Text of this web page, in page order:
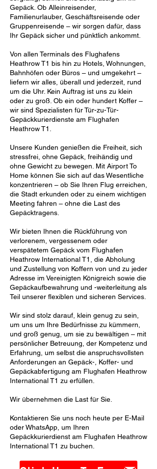
Gepäck. Ob Alleinreisender,
Familienurlauber, Geschäftsreisende oder
Gruppenreisende – wir sorgen dafür, dass
Ihr Gepäck sicher und pünktlich ankommt.
Von allen Terminals des Flughafens
Heathrow T1 bis hin zu Hotels, Wohnungen,
Bahnhöfen oder Büros – und umgekehrt –
liefern wir alles, überall und jederzeit, rund
um die Uhr. Kein Auftrag ist uns zu klein
oder zu groß. Ob ein oder hundert Koffer –
wir sind Spezialisten für Tür-zu-Tür-
Gepäckkurierdienste am Flughafen
Heathrow T1.
Unsere Kunden genießen die Freiheit, sich
stressfrei, ohne Gepäck, freihändig und
ohne Gewicht zu bewegen. Mit Airport To
Home können Sie sich auf das Wesentliche
konzentrieren – ob Sie Ihren Flug erreichen,
die Stadt erkunden oder zu einem wichtigen
Meeting fahren – ohne die Last des
Gepäcktragens.
Wir bieten Ihnen die Rückführung von
verlorenem, vergessenem oder
verspätetem Gepäck vom Flughafen
Heathrow International T1, die Abholung
und Zustellung von Koffern von und zu jeder
Adresse im Vereinigten Königreich sowie die
Gepäckaufbewahrung und -weiterleitung als
Teil unserer flexiblen und sicheren Services.
Wir sind stolz darauf, klein genug zu sein,
um uns um Ihre Bedürfnisse zu kümmern,
und groß genug, um sie zu bewältigen – mit
persönlicher Betreuung, der Kompetenz und
Erfahrung, um selbst die anspruchsvollsten
Anforderungen an Gepäck-, Koffer- und
Gepäckabfertigung am Flughafen Heathrow
International T1 zu erfüllen.
Wir übernehmen die Last für Sie.
Kontaktieren Sie uns noch heute per E-Mail
oder WhatsApp, um Ihren
Gepäckkurierdienst am Flughafen Heathrow
International T1 zu buchen.